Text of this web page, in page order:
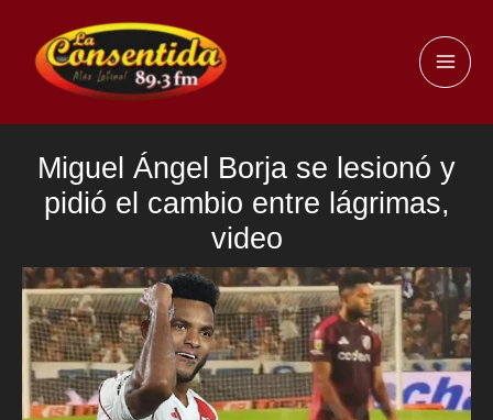
contenido
Miguel Ángel Borja se lesionó y
pidió el cambio entre lágrimas,
video